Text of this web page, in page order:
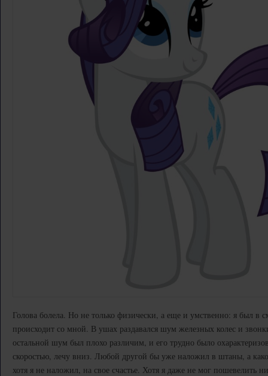
Голова болела. Но не только физически, а еще и умственно: я был в
происходит со мной. В ушах раздавался шум железных колес и
остальной шум был плохо различим, и его трудно было
скоростью, лечу вниз. Любой другой бы уже наложил в штаны, а
хотя я не наложил, на свое счастье. Хотя я даже не мог пошевелить